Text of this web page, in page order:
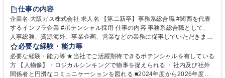
服装自由
第二新卒歓迎
仕事の内容
企業名 大阪ガス株式会社 求人名 【第二新卒】事務系総合職 #関西を代表
するインフラ企業 #ポテンシャル採用 仕事の内容 事務系総合職として、
人事総務、資源海外、事業企画、営業などの業務に従事していただきま
す。 【業務内容の一例】■所属事業部の勤労業務 ■海外に関係する各種業
務 ■営業部門の企画スタッフ、ルート営業 【キャリアパス】入社後の配属
ポジションで一定期間ご活躍頂いた後、本人の適性及び将来のキャリアを
鑑みてジョブローテーションを行います。 【育成】OJTでの現場育成や研
必要な経験・能力等
必要な経験・能力等 ★当社でご活躍期待できるポテンシャルを有している
方 【人物像】・ロジカルシンキングで物事を捉えられる ・社内及び社外
関係者と円滑なコミュニケーションを図れる ■2024年度から2026年度ま